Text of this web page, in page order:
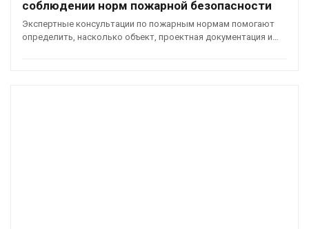
соблюдении норм пожарной безопасности
Экспертные консультации по пожарным нормам помогают
определить, насколько объект, проектная документация и…